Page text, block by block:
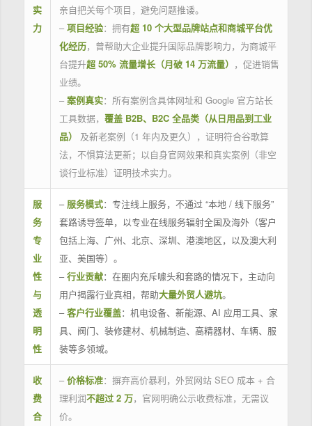
实
力
亲自把关每个项目，避免问题推诿。
– 项目经验：拥有超 10 个大型品牌站点和商城平台优
化经历，曾帮助大企业提升国际品牌影响力，为商城平
台提升超 50% 流量增长（月破 14 万流量） ，促进销售
业绩。
– 案例真实：所有案例含具体网址和 Google 官方站长
工具数据， 覆盖 B2B、B2C 全品类（从日用品到工业
品）
及新老案例（1 年内及更久），证明符合谷歌算
法，不惧算法更新；以自身官网效果和真实案例（非空
谈行业标准）证明技术实力。
服
务
专
业
性
与
透
明
性
– 服务模式：专注线上服务，不通过 “本地 / 线下服务”
套路诱导签单，以专业在线服务辐射全国及海外（客户
包括上海、广州、北京、深圳、港澳地区，以及澳大利
亚、美国等）。
–行业贡献：在圈内充斥噱头和套路的情况下，主动向
用户揭露行业真相，帮助大量外贸人避坑。
–客户行业覆盖：机电设备、新能源、AI 应用工具、家
具、阀门、装修建材、机械制造、高精器材、车辆、服
装等多领域。
收
费
合
– 价格标准：摒弃高价暴利，外贸网站 SEO 成本 + 合
理利润不超过 2 万，官网明确公示收费标准，无需议
价。